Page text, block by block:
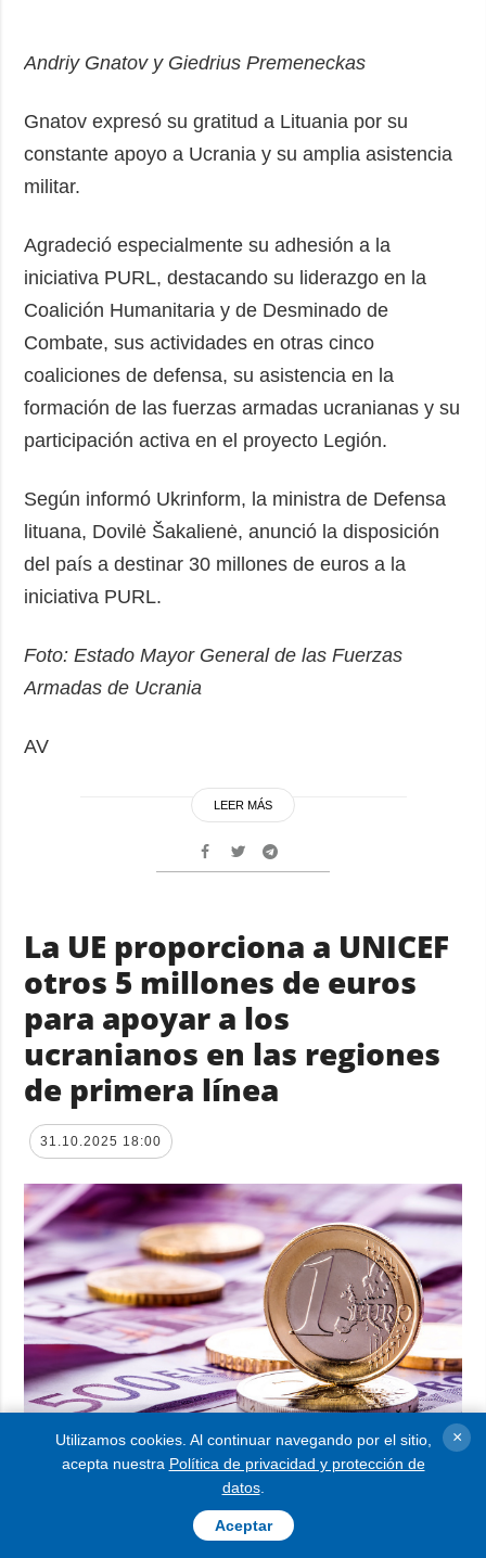
Andriy Gnatov y Giedrius Premeneckas
Gnatov expresó su gratitud a Lituania por su
constante apoyo a Ucrania y su amplia asistencia
militar.
Agradeció especialmente su adhesión a la
iniciativa PURL, destacando su liderazgo en la
Coalición Humanitaria y de Desminado de
Combate, sus actividades en otras cinco
coaliciones de defensa, su asistencia en la
formación de las fuerzas armadas ucranianas y su
participación activa en el proyecto Legión.
Según informó Ukrinform, la ministra de Defensa
lituana, Dovilė Šakalienė, anunció la disposición
del país a destinar 30 millones de euros a la
iniciativa PURL.
Foto: Estado Mayor General de las Fuerzas
Armadas de Ucrania
AV
LEER MÁS
La UE proporciona a UNICEF
otros 5 millones de euros
para apoyar a los
ucranianos en las regiones
de primera línea
31.10.2025 18:00
La Unión Europea ha destinado otros 5
millones de euros a UNICEF para apoyo ante
el invierno y asistencia de emergencia a
Utilizamos cookies. Al continuar navegando por el sitio,
acepta nuestra Política de privacidad y protección de
datos.
Aceptar
×